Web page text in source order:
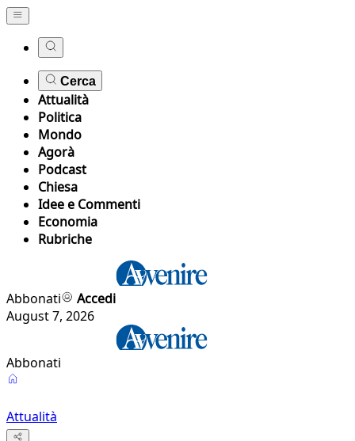
Cerca
Attualità
Politica
Mondo
Agorà
Podcast
Chiesa
Idee e Commenti
Economia
Rubriche
Abbonati
Accedi
August 7, 2026
Abbonati
Attualità